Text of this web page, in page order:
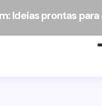
Ideias prontas